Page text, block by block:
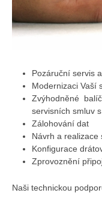
Pozáruční servis
Modernizaci Vaší
Zvýhodněné
servisních smluv
Zálohování dat
Návrh a realizace
Konfigurace
Zprovoznění
Naši technickou